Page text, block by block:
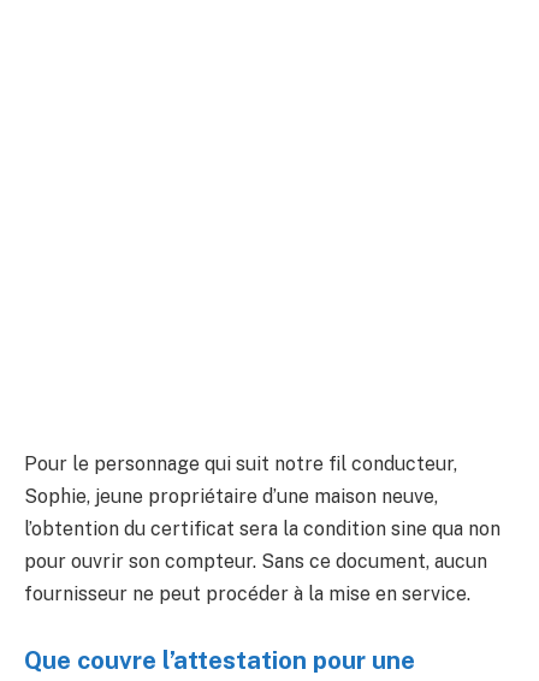
Pour le personnage qui suit notre fil conducteur,
Sophie, jeune propriétaire d’une maison neuve,
l’obtention du certificat sera la condition sine qua non
pour ouvrir son compteur. Sans ce document, aucun
fournisseur ne peut procéder à la mise en service.
Que couvre l’attestation pour une